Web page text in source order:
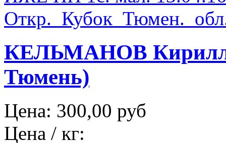
КЕЛЬМАНОВ Кирилл
Тюмень)
Цена: 300,00 руб
Цена / кг: